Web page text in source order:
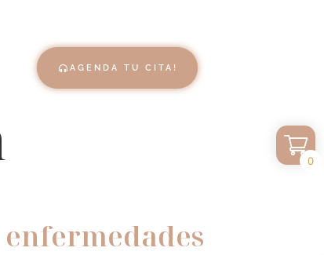
AGENDA TU CITA!
0